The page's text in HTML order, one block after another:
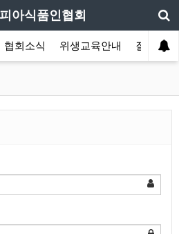
아식품인협회
협회소식 위생교육안내 질의답변